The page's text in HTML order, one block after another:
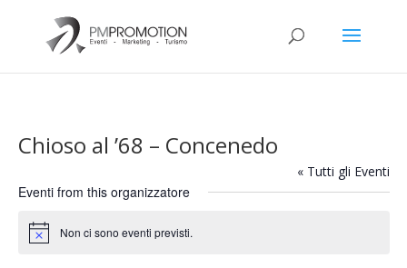
Chioso al ’68 – Concenedo
« Tutti gli Eventi
Eventi from this organizzatore
Notice Non ci sono eventi previsti.